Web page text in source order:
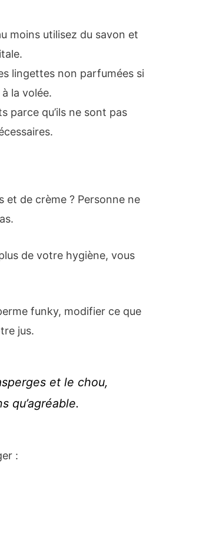
moins utilisez du savon et
lingettes non parfumées si
la volée.
parce qu’ils ne sont pas
et de crème ? Personne ne
de votre hygiène, vous
funky, modifier ce que
jus.
et le chou,
qu’agréable.
: